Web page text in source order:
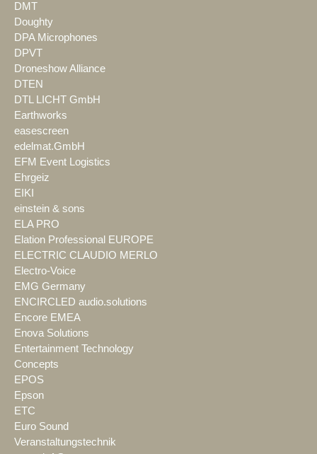
DMT
Doughty
DPA Microphones
DPVT
Droneshow Alliance
DTEN
DTL LICHT GmbH
Earthworks
easescreen
edelmat.GmbH
EFM Event Logistics
Ehrgeiz
EIKI
einstein & sons
ELA PRO
Elation Professional EUROPE
ELECTRIC CLAUDIO MERLO
Electro-Voice
EMG Germany
ENCIRCLED audio.solutions
Encore EMEA
Enova Solutions
Entertainment Technology
Concepts
EPOS
Epson
ETC
Euro Sound
Veranstaltungstechnik